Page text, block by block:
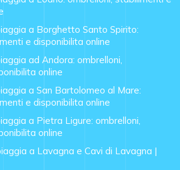
a Borghetto Santo Spirito:
e disponibilita online
ad Andora: ombrelloni,
online
a San Bartolomeo al Mare:
e disponibilita online
a Pietra Ligure: ombrelloni,
online
a Lavagna e Cavi di Lavagna |